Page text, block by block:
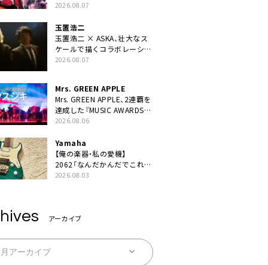
BEST “TORILOGY”』リリー
2026.08.07
玉置浩二
玉置浩二 × ASKA、壮大なス
ケールで描くコラボレーショ
ン曲「音銀河」リリース決定。
2026.08.07
Mrs. GREEN APPLE
Mrs. GREEN APPLE、2連覇を
達成した『MUSIC AWARDS
JAPAN 2026』での「クスシ
YouTube公開
2026.08.06
Yamaha
【俺の楽器・私の愛機】
2062「なんだかんだでこれが
1番」
2026.08.03
アーカイブ